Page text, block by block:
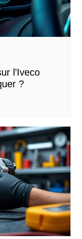
l’Iveco
?